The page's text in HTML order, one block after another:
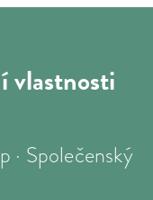
vlastnosti
· Společenský